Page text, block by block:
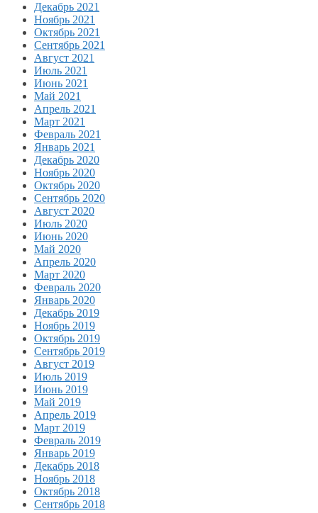
Декабрь 2021
Ноябрь 2021
Октябрь 2021
Сентябрь 2021
Август 2021
Июль 2021
Июнь 2021
Май 2021
Апрель 2021
Март 2021
Февраль 2021
Январь 2021
Декабрь 2020
Ноябрь 2020
Октябрь 2020
Сентябрь 2020
Август 2020
Июль 2020
Июнь 2020
Май 2020
Апрель 2020
Март 2020
Февраль 2020
Январь 2020
Декабрь 2019
Ноябрь 2019
Октябрь 2019
Сентябрь 2019
Август 2019
Июль 2019
Июнь 2019
Май 2019
Апрель 2019
Март 2019
Февраль 2019
Январь 2019
Декабрь 2018
Ноябрь 2018
Октябрь 2018
Сентябрь 2018